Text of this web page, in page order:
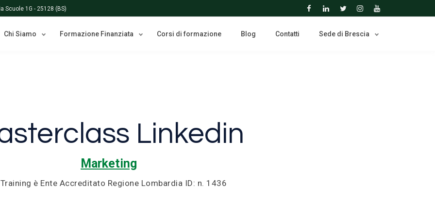
Scuole 1G - 25128 (BS)
Chi Siamo Formazione Finanziata Corsi di formazione Blog Contatti Sede di Brescia
Linkedin
Marketing
è Ente Accreditato Regione Lombardia ID: n. 1436